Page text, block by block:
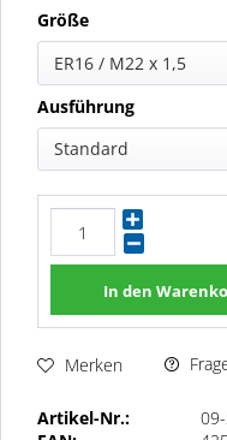
Größe
ER16 / M22 x 1,5
Ausführung
Standard
In den
Merken
Artikel-Nr.: